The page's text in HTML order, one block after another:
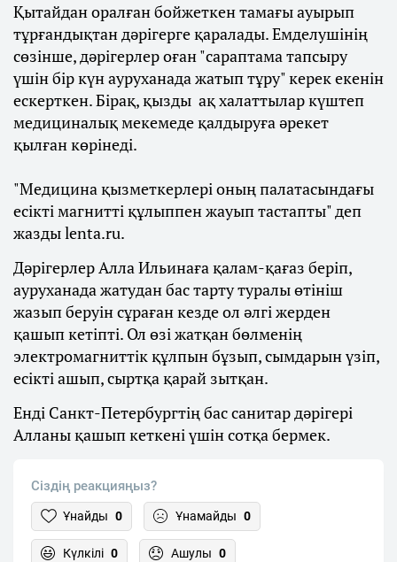
Қытайдан оралған бойжеткен тамағы ауырып
тұрғандықтан дәрігерге қаралады. Емделушінің
сөзінше, дәрігерлер оған "сараптама тапсыру
үшін бір күн ауруханада жатып тұру" керек екенін
ескерткен. Бірақ, қызды ақ халаттылар күштеп
медициналық мекемеде қалдыруға әрекет
қылған көрінеді.
"Медицина қызметкерлері оның палатасындағы
есікті магнитті құлыппен жауып тастапты" деп
жазды lenta.ru.
Дәрігерлер Алла Ильинаға қалам-қағаз беріп,
ауруханада жатудан бас тарту туралы өтініш
жазып беруін сұраған кезде ол әлгі жерден
қашып кетіпті. Ол өзі жатқан бөлменің
электромагниттік құлпын бұзып, сымдарын үзіп,
есікті ашып, сыртқа қарай зытқан.
Енді Санкт-Петербургтің бас санитар дәрігері
Алланы қашып кеткені үшін сотқа бермек.
Сіздің реакцияңыз?
Ұнайды 0 Ұнамайды 0
Күлкілі 0 Ашулы 0